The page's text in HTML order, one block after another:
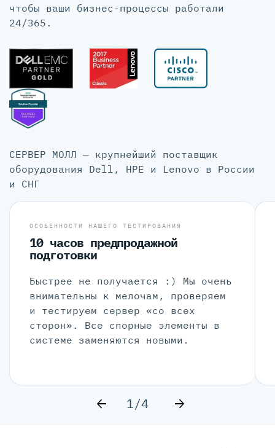
чтобы ваши бизнес-процессы работали
24/365.
СЕРВЕР МОЛЛ — крупнейший поставщик
оборудования Dell, HPE и Lenovo в России
и СНГ
ОСОБЕННОСТИ НАШЕГО ТЕСТИРОВАНИЯ
10 часов предпродажной
подготовки
Быстрее не получается :) Мы очень
внимательны к мелочам, проверяем
и тестируем сервер «со всех
сторон». Все спорные элементы в
системе заменяются новыми.
1/4